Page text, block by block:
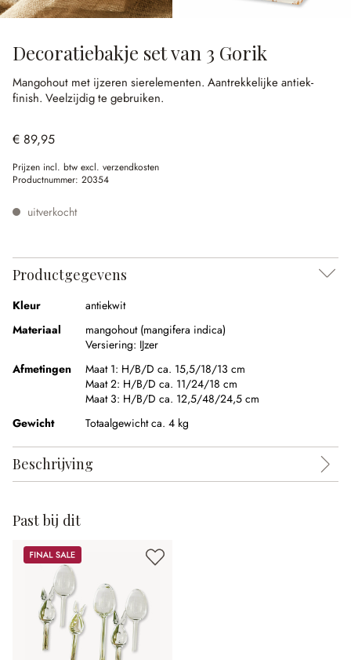
Decoratiebakje set van 3 Gorik
Mangohout met ijzeren sierelementen. Aantrekkelijke antiek-
finish. Veelzijdig te gebruiken.
€ 89,95
Prijzen incl. btw excl. verzendkosten
Productnummer: 20354
uitverkocht
Productgegevens
Kleur
antiekwit
Materiaal
mangohout (mangifera indica)
Versiering: IJzer
Afmetingen
Maat 1: H/B/D ca. 15,5/18/13 cm
Maat 2: H/B/D ca. 11/24/18 cm
Maat 3: H/B/D ca. 12,5/48/24,5 cm
Gewicht
Totaalgewicht ca. 4 kg
Beschrijving
Past bij dit
Sale